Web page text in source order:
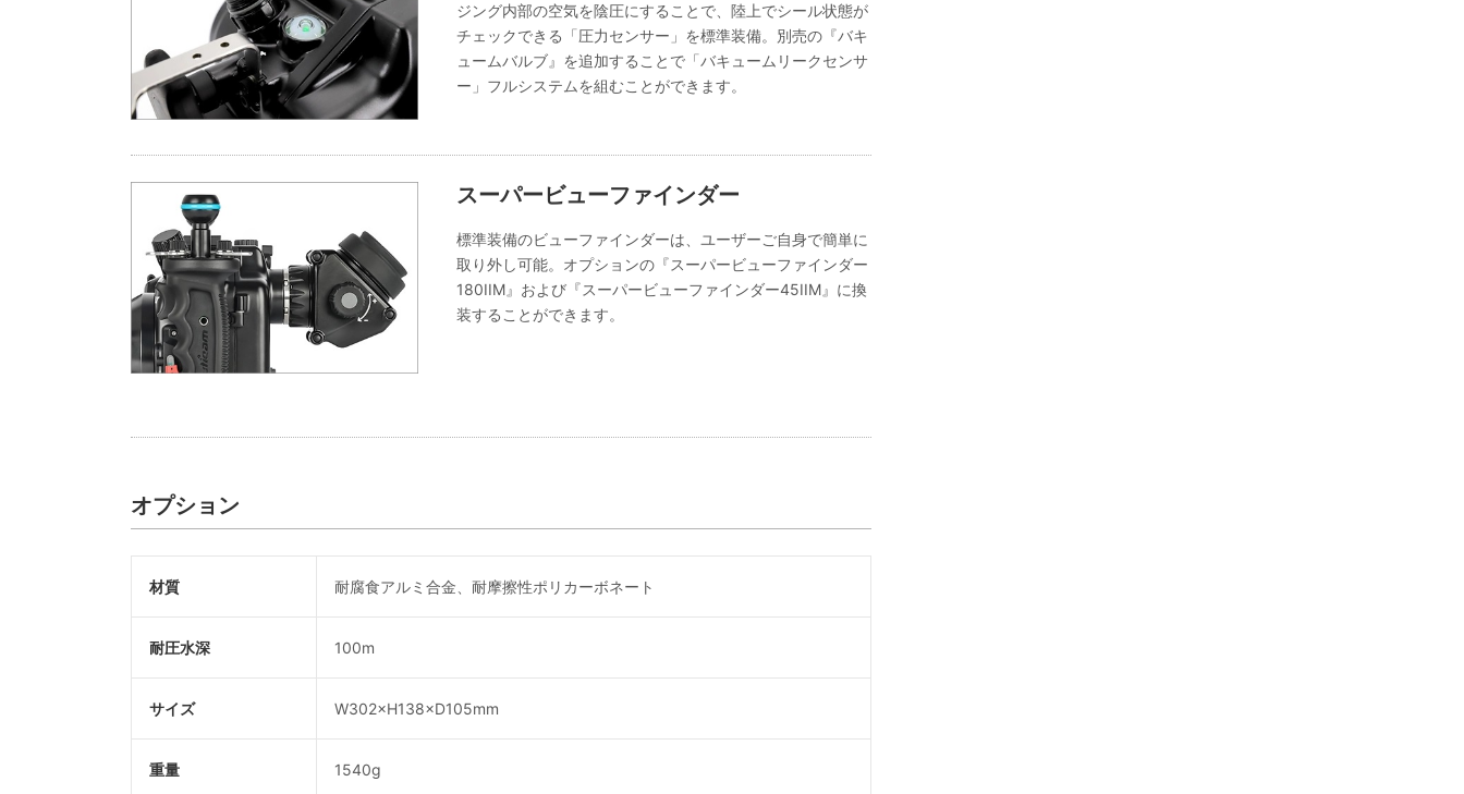
ジング内部の空気を陰圧にすることで、陸上でシール状態が
チェックできる「圧力センサー」を標準装備。別売の『バキ
ュームバルブ』を追加することで「バキュームリークセンサ
ー」フルシステムを組むことができます。
スーパービューファインダー
標準装備のビューファインダーは、ユーザーご自身で簡単に
取り外し可能。オプションの『スーパービューファインダー
180IIM』および『スーパービューファインダー45IIM』に換
装することができます。
オプション
材質 耐腐食アルミ合金、耐摩擦性ポリカーボネート
耐圧水深 100m
サイズ W302×H138×D105mm
重量 1540g